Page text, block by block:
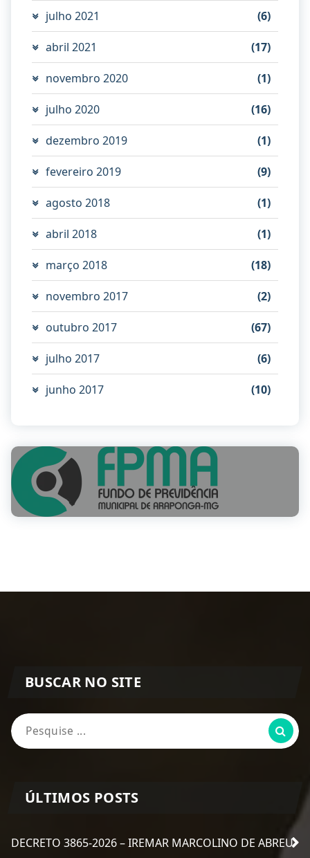
julho 2021 (6)
abril 2021 (17)
novembro 2020 (1)
julho 2020 (16)
dezembro 2019 (1)
fevereiro 2019 (9)
agosto 2018 (1)
abril 2018 (1)
março 2018 (18)
novembro 2017 (2)
outubro 2017 (67)
julho 2017 (6)
junho 2017 (10)
BUSCAR NO SITE
Pesquisa
por:
ÚLTIMOS POSTS
DECRETO 3865-2026 – IREMAR MARCOLINO DE ABREU